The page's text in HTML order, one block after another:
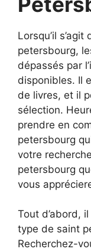
Lorsqu’il
petersbourg,
dépassés par
disponibles. Il
de livres, et il
sélection.
prendre en
petersbourg
votre
petersbourg
vous
Tout d’abord,
type de saint
Recherchez-